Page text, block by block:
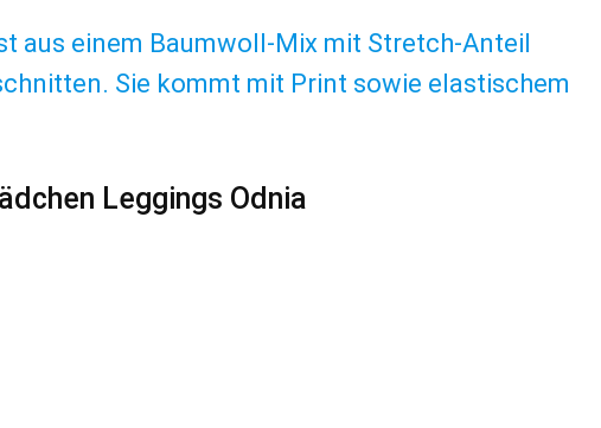
aus einem Baumwoll-Mix mit Stretch-Anteil
Sie kommt mit Print sowie elastischem
Leggings Odnia